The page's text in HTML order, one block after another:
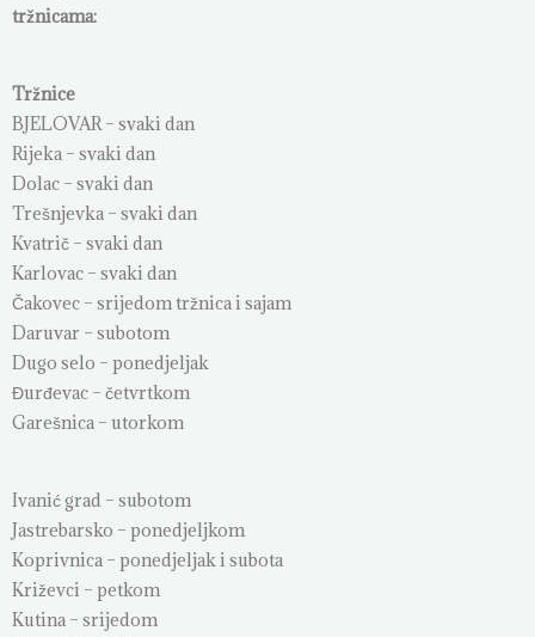
tržnicama:
Tržnice
BJELOVAR – svaki dan
Rijeka – svaki dan
Dolac – svaki dan
Trešnjevka – svaki dan
Kvatrič – svaki dan
Karlovac – svaki dan
Čakovec – srijedom tržnica i sajam
Daruvar – subotom
Dugo selo – ponedjeljak
Đurđevac – četvrtkom
Garešnica – utorkom
Ivanić grad – subotom
Jastrebarsko – ponedjeljkom
Koprivnica – ponedjeljak i subota
Križevci – petkom
Kutina – srijedom